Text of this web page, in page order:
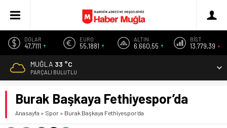
DOLAR
47,7111
EURO
55,1881
ALTIN
6.660,55
BİST
13.779,39
MUĞLA 33 °C
PARÇALI BULUTLU
Burak Başkaya Fethiyespor’da
Anasayfa » Spor » Burak Başkaya Fethiyespor’da